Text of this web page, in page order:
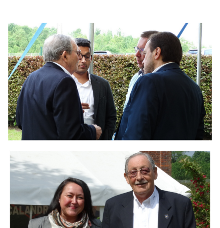
Branding
ARMCHAIR
ARMCHAIR